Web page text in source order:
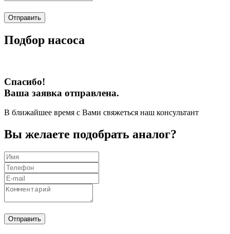
Отправить
Подбор насоса
Спасибо!
Ваша заявка отправлена.
В ближайшее время с Вами свяжеться наш консультант
Вы желаете подобрать аналог?
Отправить